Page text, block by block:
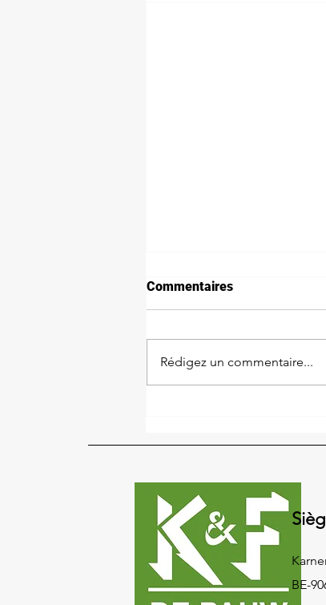
BBQ - Weber®
Commentaires
Rédigez un commentaire...
BE-